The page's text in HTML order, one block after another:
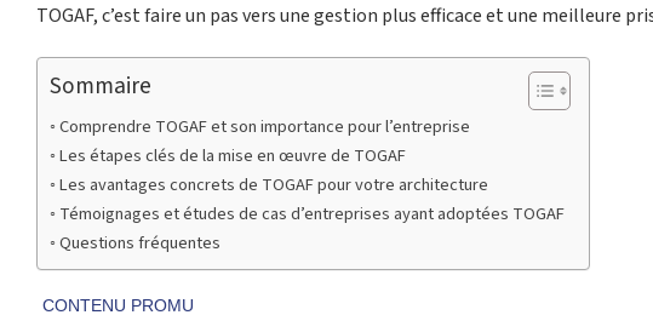
TOGAF, c’est faire un pas vers une gestion plus efficace et une meilleure
Sommaire
Comprendre TOGAF et son importance pour l’entreprise
Les étapes clés de la mise en œuvre de TOGAF
Les avantages concrets de TOGAF pour votre architecture
Témoignages et études de cas d’entreprises ayant adoptées TOGAF
Questions fréquentes